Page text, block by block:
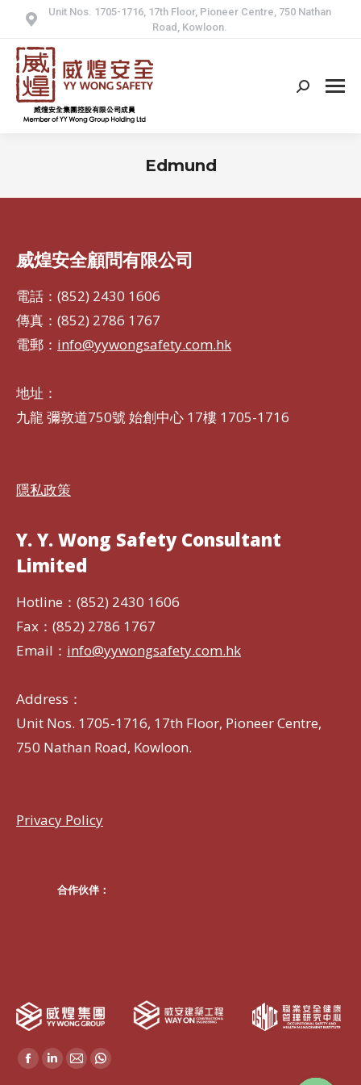
Unit Nos. 1705-1716, 17th Floor, Pioneer Centre, 750 Nathan
Road, Kowloon.
Search:
Edmund
威煌安全顧問有限公司
電話：(852) 2430 1606
傳真：(852) 2786 1767
電郵： info@yywongsafety.com.hk
地址：
九龍 彌敦道750號 始創中心 17樓 1705-1716
隱私政策
Y. Y. Wong Safety Consultant
Limited
Hotline：(852) 2430 1606
Fax：(852) 2786 1767
Email： info@yywongsafety.com.hk
Address：
Unit Nos. 1705-1716, 17th Floor, Pioneer Centre,
750 Nathan Road, Kowloon.
Privacy Policy
合作伙伴：
Find us on:
Facebook
Linkedin
MailWhatsapp